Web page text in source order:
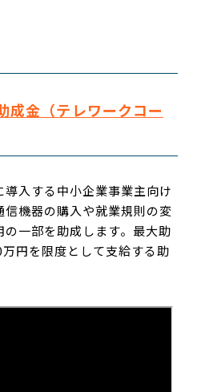
成金（テレワークコー
入する中小企業事業主向け
信機器の購入や就業規則の変
一部を助成します。最大助
円を限度として支給する助